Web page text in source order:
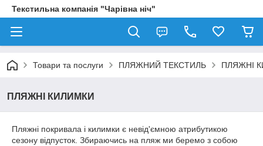
Текстильна компанія "Чарівна ніч"
Товари та послуги ПЛЯЖНИЙ ТЕКСТИЛЬ ПЛЯЖНІ
ПЛЯЖНІ КИЛИМКИ
Пляжні покривала і килимки є невід'ємною атрибутикою
сезону відпусток. Збираючись на пляж ми беремо з собою